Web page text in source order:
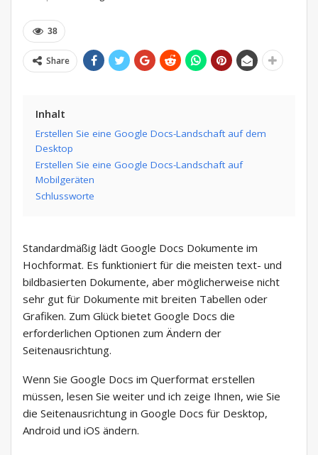
38
Share
Inhalt
Erstellen Sie eine Google Docs-Landschaft auf dem
Desktop
Erstellen Sie eine Google Docs-Landschaft auf
Mobilgeräten
Schlussworte
Standardmäßig lädt Google Docs Dokumente im
Hochformat. Es funktioniert für die meisten text- und
bildbasierten Dokumente, aber möglicherweise nicht
sehr gut für Dokumente mit breiten Tabellen oder
Grafiken. Zum Glück bietet Google Docs die
erforderlichen Optionen zum Ändern der
Seitenausrichtung.
Wenn Sie Google Docs im Querformat erstellen
müssen, lesen Sie weiter und ich zeige Ihnen, wie Sie
die Seitenausrichtung in Google Docs für Desktop,
Android und iOS ändern.